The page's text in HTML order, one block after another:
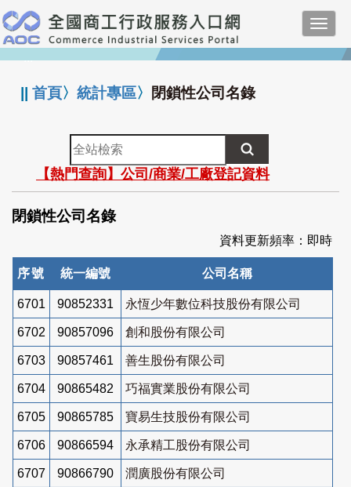
跳
到
主
要
:::
||首頁〉統計專區〉 閉鎖性公司名錄
全
站
檢
索
【熱門查詢】公司/商業/工廠登記資料
閉鎖性公司名錄
資料更新頻率：即時
序號 統一編號 公司名稱
6701 90852331 永恆少年數位科技股份有限公司
6702 90857096 創和股份有限公司
6703 90857461 善生股份有限公司
6704 90865482 巧福實業股份有限公司
6705 90865785 寶易生技股份有限公司
6706 90866594 永承精工股份有限公司
6707 90866790 潤廣股份有限公司